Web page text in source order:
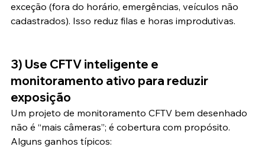
exceção (fora do horário, emergências, veículos não
cadastrados). Isso reduz filas e horas improdutivas.
3) Use CFTV inteligente e
monitoramento ativo para reduzir
exposição
Um projeto de monitoramento CFTV bem desenhado
não é “mais câmeras”; é cobertura com propósito.
Alguns ganhos típicos: